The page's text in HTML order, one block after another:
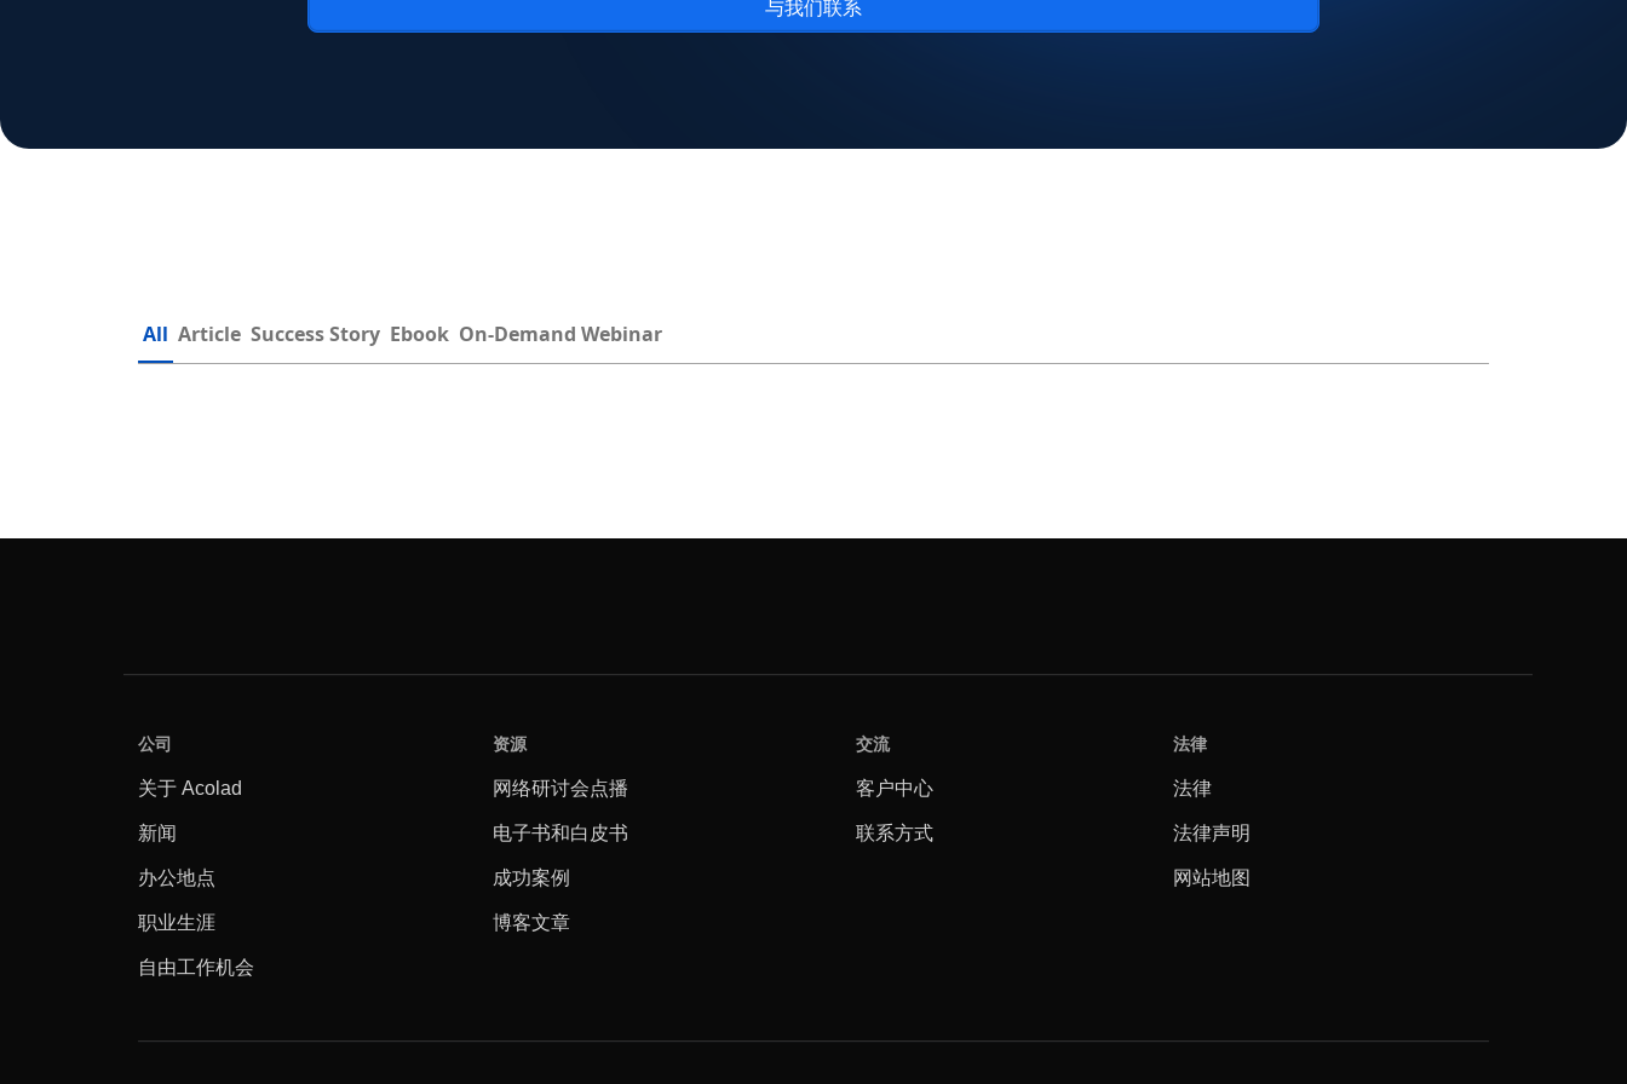
与我们联系
All Article Success Story Ebook On-Demand Webinar
公司
关于 Acolad
新闻
办公地点
职业生涯
自由工作机会
资源
网络研讨会点播
电子书和白皮书
成功案例
博客文章
交流
客户中心
联系方式
法律
法律
法律声明
网站地图